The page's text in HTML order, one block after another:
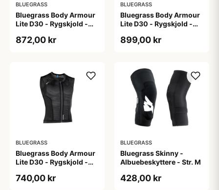
BLUEGRASS
Bluegrass Body Armour
Lite D30 - Rygskjold -
872,00 kr
BLUEGRASS
Bluegrass Body Armour
Lite D30 - Rygskjold -
899,00 kr
BLUEGRASS
Bluegrass Body Armour
Lite D30 - Rygskjold -
740,00 kr
BLUEGRASS
Bluegrass Skinny -
Albuebeskyttere - Str. M
428,00 kr